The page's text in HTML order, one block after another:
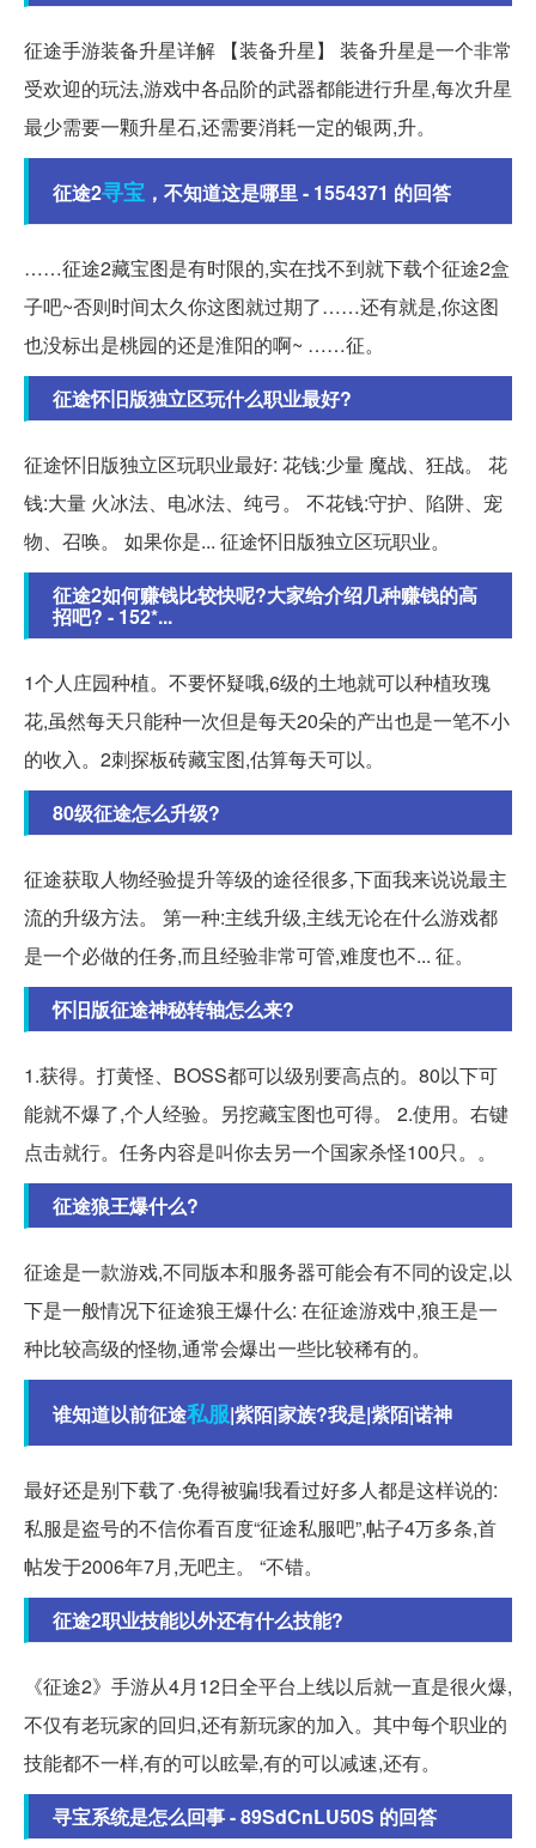
征途手游装备升星详解 【装备升星】 装备升星是一个非常
受欢迎的玩法,游戏中各品阶的武器都能进行升星,每次升星
最少需要一颗升星石,还需要消耗一定的银两,升。
征途2寻宝 ，不知道这是哪里 - 1554371 的回答
……征途2藏宝图是有时限的,实在找不到就下载个征途2盒
子吧~否则时间太久你这图就过期了……还有就是,你这图
也没标出是桃园的还是淮阳的啊~ ……征。
征途怀旧版独立区玩什么职业最好?
征途怀旧版独立区玩职业最好: 花钱:少量 魔战、狂战。 花
钱:大量 火冰法、电冰法、纯弓。 不花钱:守护、陷阱、宠
物、召唤。 如果你是... 征途怀旧版独立区玩职业。
征途2如何赚钱比较快呢?大家给介绍几种赚钱的高
招吧? - 152*...
1个人庄园种植。不要怀疑哦,6级的土地就可以种植玫瑰
花,虽然每天只能种一次但是每天20朵的产出也是一笔不小
的收入。2刺探板砖藏宝图,估算每天可以。
80级征途怎么升级?
征途获取人物经验提升等级的途径很多,下面我来说说最主
流的升级方法。 第一种:主线升级,主线无论在什么游戏都
是一个必做的任务,而且经验非常可管,难度也不... 征。
怀旧版征途神秘转轴怎么来?
1.获得。打黄怪、BOSS都可以级别要高点的。80以下可
能就不爆了,个人经验。另挖藏宝图也可得。 2.使用。右键
点击就行。任务内容是叫你去另一个国家杀怪100只。。
征途狼王爆什么?
征途是一款游戏,不同版本和服务器可能会有不同的设定,以
下是一般情况下征途狼王爆什么: 在征途游戏中,狼王是一
种比较高级的怪物,通常会爆出一些比较稀有的。
谁知道以前征途私服|紫陌|家族?我是|紫陌|诺神
最好还是别下载了·免得被骗!我看过好多人都是这样说的:
私服是盗号的不信你看百度“征途私服吧”,帖子4万多条,首
帖发于2006年7月,无吧主。 “不错。
征途2职业技能以外还有什么技能?
《征途2》手游从4月12日全平台上线以后就一直是很火爆,
不仅有老玩家的回归,还有新玩家的加入。其中每个职业的
技能都不一样,有的可以眩晕,有的可以减速,还有。
寻宝系统是怎么回事 - 89SdCnLU50S 的回答